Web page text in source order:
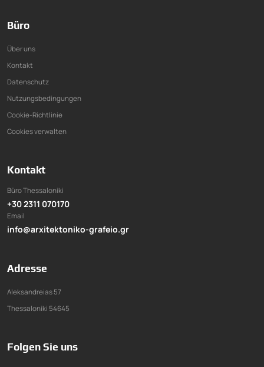
Büro
Über uns
Kontakt
Datenschutz
Nutzungsbedingungen
Cookie-Richtlinie
Cookies verwalten
Kontakt
Büro Thessaloniki
+30 2311 070170
Email
info@arxitektoniko-grafeio.gr
Adresse
Aleksandreias 57
Thessaloniki 54645
Folgen Sie uns